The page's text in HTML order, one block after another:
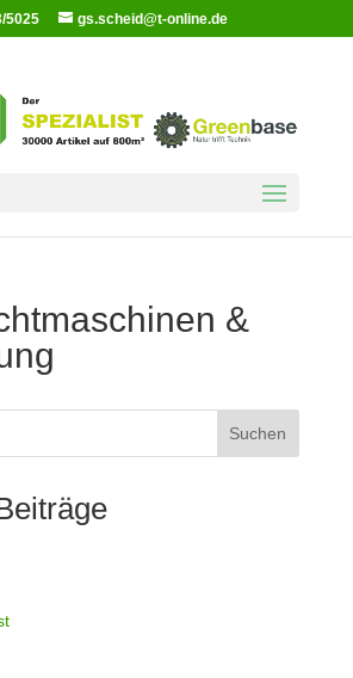
5025 gs.scheid@t-online.de
&
Suchen